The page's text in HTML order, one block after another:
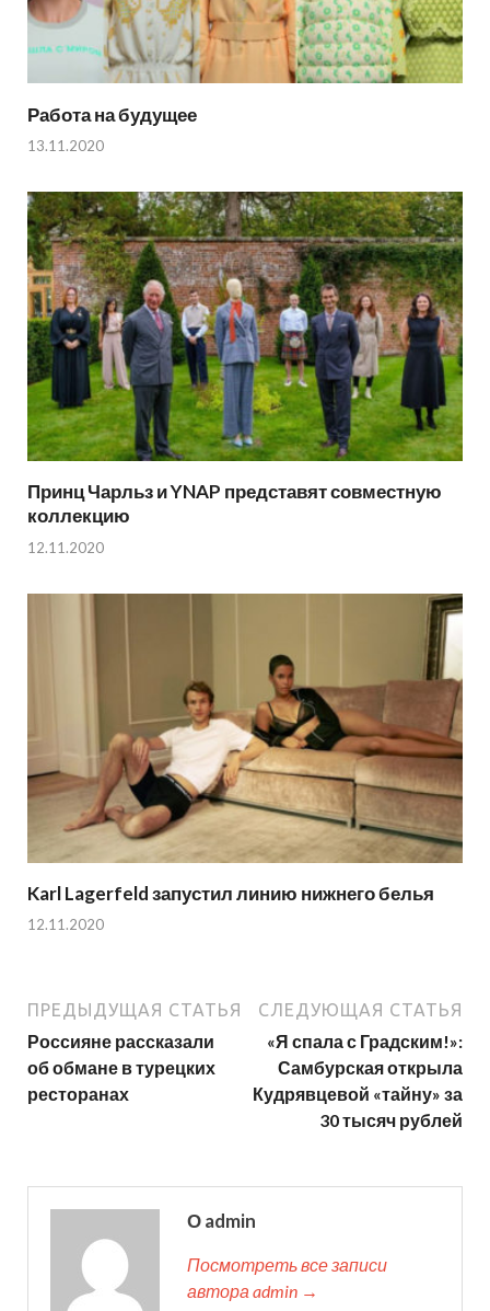
Работа на будущее
13.11.2020
Принц Чарльз и YNAP представят совместную
коллекцию
12.11.2020
Karl Lagerfeld запустил линию нижнего белья
12.11.2020
ПРЕДЫДУЩАЯ СТАТЬЯ
Россияне рассказали
об обмане в турецких
ресторанах
СЛЕДУЮЩАЯ СТАТЬЯ
«Я спала с Градским!»:
Самбурская открыла
Кудрявцевой «тайну» за
30 тысяч рублей
О admin
Посмотреть все записи
автора admin →